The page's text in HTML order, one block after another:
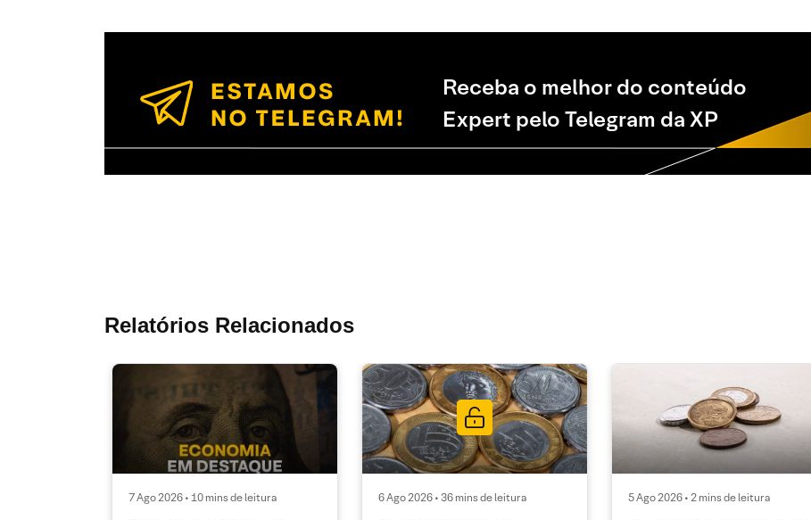
Receba o melhor do conteúdo
Expert pelo Telegram da XP
Relatórios Relacionados
7 Ago 2026 • 10 mins de leitura 6 Ago 2026 • 36 mins de leitura 5 Ago 2026 • 2 mins de leitura